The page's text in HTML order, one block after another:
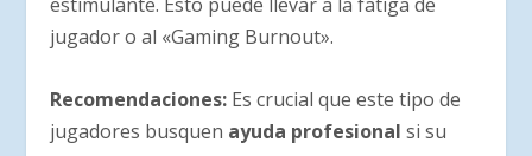
jugador o al «Gaming Burnout».
Recomendaciones: Es crucial que este tipo de
jugadores busquen ayuda profesional si su